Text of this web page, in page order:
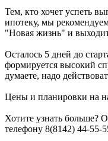
Тем, кто хочет успеть
ипотеку, мы
"Новая жизнь" и
Осталось 5 дней до
формируется высокий
думаете, надо
Цены и планировки на
Хотите узнать больше?
телефону 8(8142) 44-55-